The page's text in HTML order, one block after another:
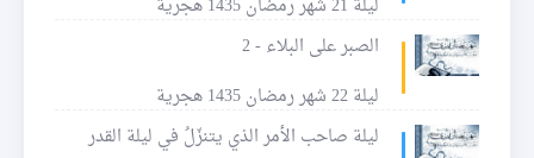
ليلة 21 شهر رمضان 1435 هجرية
الصبر على البلاء - 2
ليلة 22 شهر رمضان 1435 هجرية
ليلة صاحب الأمر الذي يتنزّلُ في ليلة القدر